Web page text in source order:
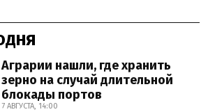
Аграрии нашли, где хранить
зерно на случай длительной
блокады портов
7 АВГУСТА, 14:00